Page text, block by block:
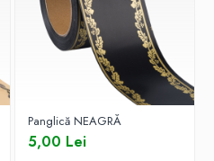
Panglică NEAGRĂ
5,00 Lei